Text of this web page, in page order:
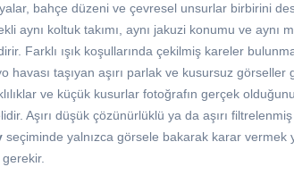
bahçe düzeni ve çevresel unsurlar birbirini
aynı koltuk takımı, aynı jakuzi konumu ve aynı
Farklı ışık koşullarında çekilmiş kareler
taşıyan aşırı parlak ve kusursuz görseller
ve küçük kusurlar fotoğrafın gerçek
Aşırı düşük çözünürlüklü ya da aşırı
seçiminde yalnızca görsele bakarak karar vermek